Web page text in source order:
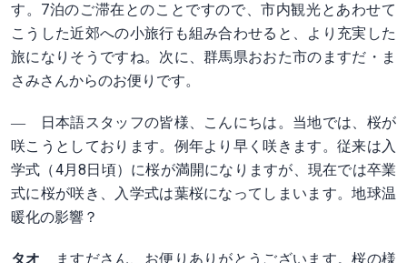
す。7泊のご滞在とのことですので、市内観光とあわせて
こうした近郊への小旅行も組み合わせると、より充実した
旅になりそうですね。次に、群馬県おおた市のますだ・ま
さみさんからのお便りです。
― 日本語スタッフの皆様、こんにちは。当地では、桜が
咲こうとしております。例年より早く咲きます。従来は入
学式（4月8日頃）に桜が満開になりますが、現在では卒業
式に桜が咲き、入学式は葉桜になってしまいます。地球温
暖化の影響？
タオ
ますださん、お便りありがとうございます。桜の様